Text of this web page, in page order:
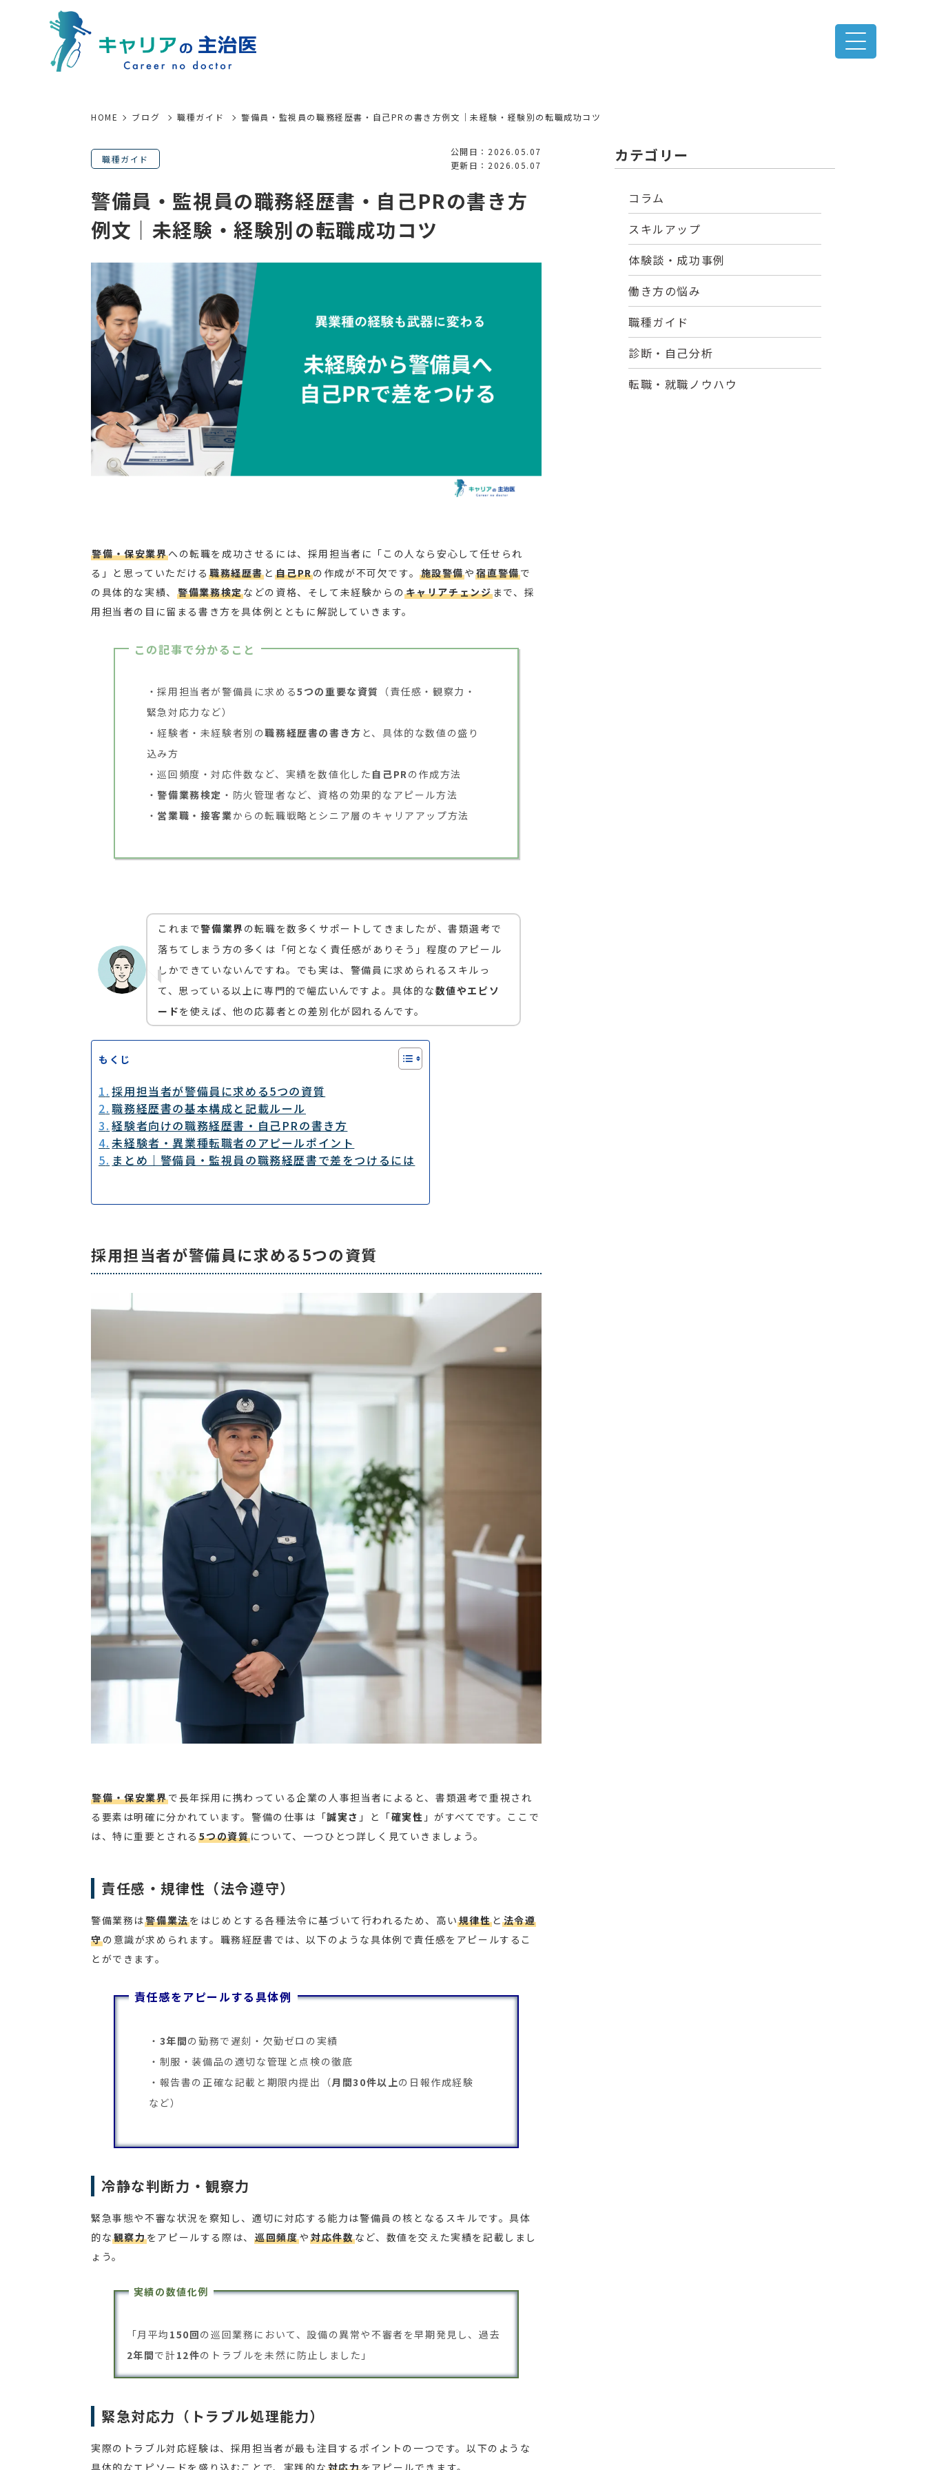
HOME ブログ 職種ガイド 警備員・監視員の職務経歴書・自己PRの書き方例文｜未経験・経験別の転職成功コツ
職種ガイド
公開日：2026.05.07
更新日：2026.05.07
警備員・監視員の職務経歴書・自己PRの書き方
例文｜未経験・経験別の転職成功コツ
警備・保安業界への転職を成功させるには、採用担当者に「この人なら安心して任せられ
る」と思っていただける 職務経歴書と 自己PRの作成が不可欠です。施設警備や 宿直警備で
の具体的な実績、 警備業務検定などの資格、そして未経験からのキャリアチェンジまで、採
用担当者の目に留まる書き方を具体例とともに解説していきます。
この記事で分かること
採用担当者が警備員に求める5つの重要な資質 （責任感・観察力・
緊急対応力など）
経験者・未経験者別の職務経歴書の書き方 と、具体的な数値の盛り
込み方
巡回頻度・対応件数など、実績を数値化した 自己PR の作成方法
警備業務検定 ・防火管理者など、資格の効果的なアピール方法
営業職・接客業からの転職戦略とシニア層のキャリアアップ方法
これまで警備業界の転職を数多くサポートしてきましたが、書類選考で
落ちてしまう方の多くは「何となく責任感がありそう」程度のアピール
しかできていないんですね。でも実は、警備員に求められるスキルっ
て、思っている以上に専門的で幅広いんですよ。具体的な数値やエピソ
ードを使えば、他の応募者との差別化が図れるんです。
もくじ
採用担当者が警備員に求める5つの資質
職務経歴書の基本構成と記載ルール
経験者向けの職務経歴書・自己PRの書き方
未経験者・異業種転職者のアピールポイント
まとめ｜警備員・監視員の職務経歴書で差をつけるには
採用担当者が警備員に求める5つの資質
警備・保安業界で長年採用に携わっている企業の人事担当者によると、書類選考で重視され
る要素は明確に分かれています。警備の仕事は「誠実さ 」と「確実性 」がすべてです。ここで
は、特に重要とされる 5つの資質について、一つひとつ詳しく見ていきましょう。
責任感・規律性（法令遵守）
警備業務は警備業法をはじめとする各種法令に基づいて行われるため、高い規律性と法令遵
守の意識が求められます。職務経歴書では、以下のような具体例で責任感をアピールするこ
とができます。
責任感をアピールする具体例
3年間の勤務で遅刻・欠勤ゼロの実績
制服・装備品の適切な管理と点検の徹底
報告書の正確な記載と期限内提出（月間30件以上の日報作成経験
など）
冷静な判断力・観察力
緊急事態や不審な状況を察知し、適切に対応する能力は警備員の核となるスキルです。具体
的な観察力をアピールする際は、 巡回頻度や対応件数など、数値を交えた実績を記載しまし
ょう。
実績の数値化例
「月平均 150回の巡回業務において、設備の異常や不審者を早期発見し、過去
2年間で計12件のトラブルを未然に防止しました」
緊急対応力（トラブル処理能力）
実際のトラブル対応経験は、採用担当者が最も注目するポイントの一つです。以下のような
具体的なエピソードを盛り込むことで、実践的な対応力をアピールできます。
カテゴリー
コラム
スキルアップ
体験談・成功事例
働き方の悩み
職種ガイド
診断・自己分析
転職・就職ノウハウ